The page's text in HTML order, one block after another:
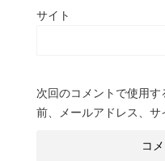
サイト
次回のコメントで使用
前、メールアドレス、サ